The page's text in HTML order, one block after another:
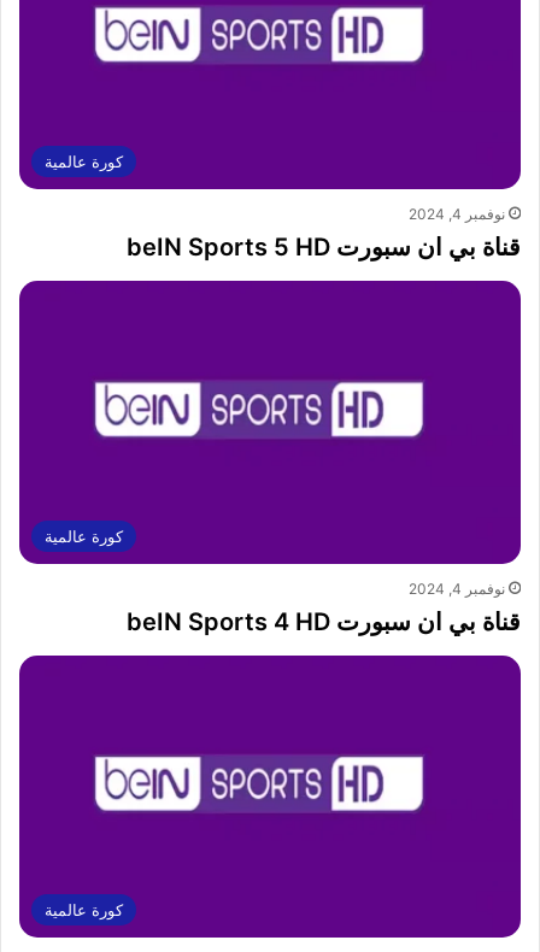
كورة عالمية
نوفمبر 4, 2024
قناة بي ان سبورت beIN Sports 5 HD
كورة عالمية
نوفمبر 4, 2024
قناة بي ان سبورت beIN Sports 4 HD
كورة عالمية